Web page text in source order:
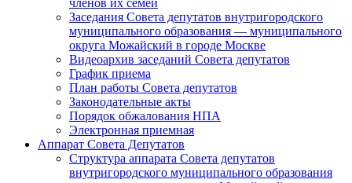
Заседания Совета депутатов внутригородского
муниципального образования — муниципального
округа Можайский в городе Москве
Видеоархив заседаний Совета депутатов
График приема
План работы Совета депутатов
Законодательные акты
Порядок обжалования НПА
Электронная приемная
Аппарат Совета Депутатов
Структура аппарата Совета депутатов
внутригородского муниципального образования